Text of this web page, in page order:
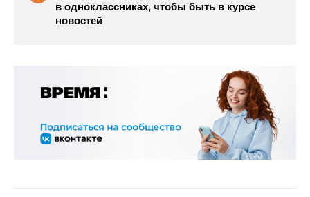
в одноклассниках, чтобы быть в курсе
новостей